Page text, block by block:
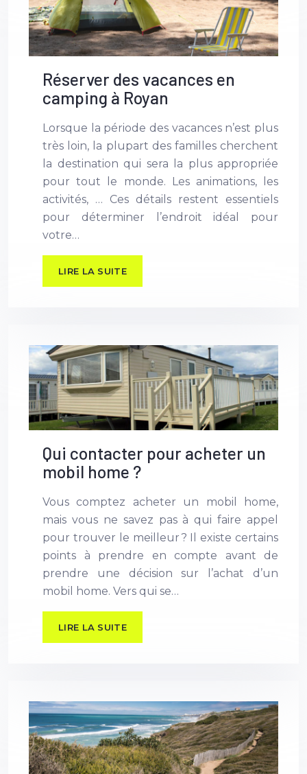
Réserver des vacances en
camping à Royan
Lorsque la période des vacances n’est plus
très loin, la plupart des familles cherchent
la destination qui sera la plus appropriée
pour tout le monde. Les animations, les
activités, … Ces détails restent essentiels
pour déterminer l’endroit idéal pour
votre…
LIRE LA SUITE
Qui contacter pour acheter un
mobil home ?
Vous comptez acheter un mobil home,
mais vous ne savez pas à qui faire appel
pour trouver le meilleur ? Il existe certains
points à prendre en compte avant de
prendre une décision sur l’achat d’un
mobil home. Vers qui se…
LIRE LA SUITE